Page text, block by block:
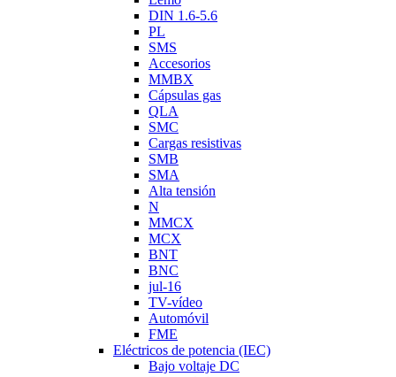
DIN 1.6-5.6
PL
SMS
Accesorios
MMBX
Cápsulas gas
QLA
SMC
Cargas resistivas
SMB
SMA
Alta tensión
N
MMCX
MCX
BNT
BNC
jul-16
TV-vídeo
Automóvil
FME
Eléctricos de potencia (IEC)
Bajo voltaje DC